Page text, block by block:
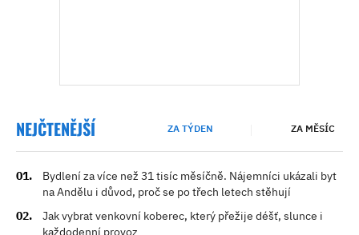
NEJČTENĚJŠÍ ZA TÝDEN ZA MĚSÍC
Bydlení za více než 31 tisíc měsíčně. Nájemníci ukázali byt
na Andělu i důvod, proč se po třech letech stěhují
Jak vybrat venkovní koberec, který přežije déšť, slunce i
každodenní provoz